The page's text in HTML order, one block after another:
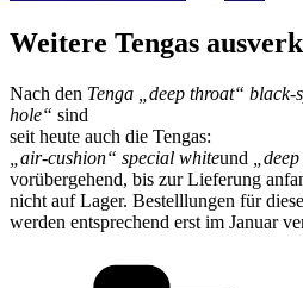
Weitere Tengas
Nach den Tenga „deep throat“ black-
hole“ sind
seit heute auch die Tengas:
„air-cushion“ special whiteund
vorübergehend, bis zur Lieferung
nicht auf Lager. Bestelllungen für
werden entsprechend erst im Januar